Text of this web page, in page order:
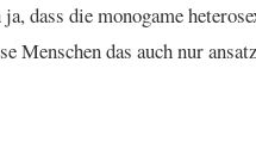
dass die monogame
Menschen das auch nur